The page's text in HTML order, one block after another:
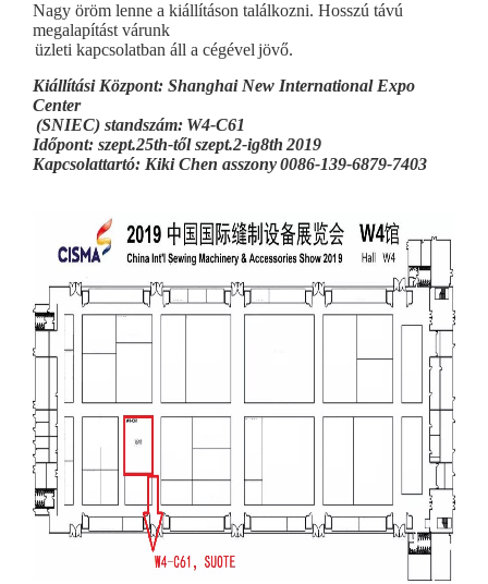
Nagy öröm lenne a kiállításon találkozni. Hosszú távú
megalapítást várunk
üzleti kapcsolatban áll a cégével jövő.
Kiállítási Központ: Shanghai New International Expo
Center
(SNIEC) standszám: W4-C61
Időpont: szept.25th-től szept.2-ig8th 2019
Kapcsolattartó: Kiki Chen asszony0086-139-6879-7403